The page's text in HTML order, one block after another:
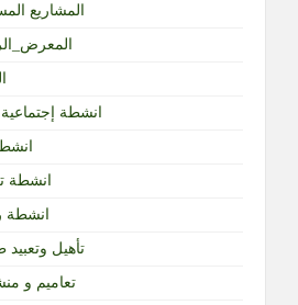
المشاريع
انشطة
انشطة
انشطة
تأهيل
تعاميم و